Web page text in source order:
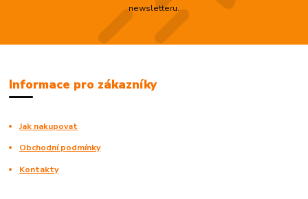
newsletteru.
Informace pro zákazníky
Jak nakupovat
Obchodní podmínky
Kontakty